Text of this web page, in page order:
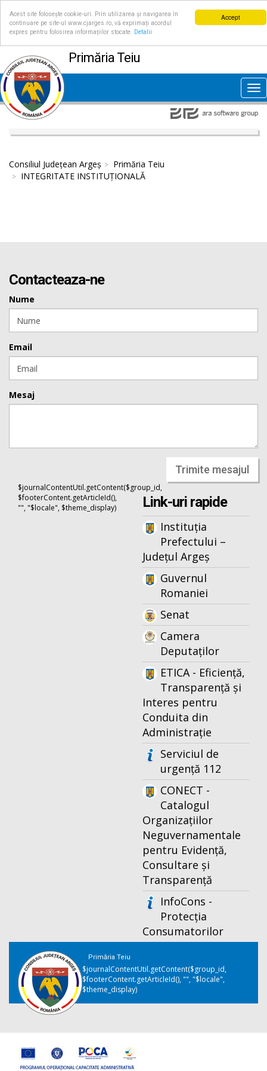
Accept
Acest site folosește cookie-uri. Prin utilizarea și navigarea în
continuare pe site-ul www.cjarges.ro, vă exprimați acordul
expres pentru folosirea informațiilor stocate.
Detalii
Primăria Teiu
Consiliul Județean Argeș
Primăria Teiu
INTEGRITATE INSTITUȚIONALĂ
Contacteaza-ne
Nume
Email
Mesaj
Trimite mesajul
$journalContentUtil.getContent($group_id,
$footerContent.getArticleId(),
"", "$locale", $theme_display)
Link-uri rapide
Instituția
Prefectului –
Județul Argeș
Guvernul
Romaniei
Senat
Camera
Deputaților
ETICA - Eficiență,
Transparență și
Interes pentru
Conduita din
Administrație
Serviciul de
urgență 112
CONECT -
Catalogul
Organizațiilor
Neguvernamentale
pentru Evidență,
Consultare și
Transparență
InfoCons -
Protecția
Consumatorilor
Primăria Teiu
$journalContentUtil.getContent($group_id,
$footerContent.getArticleId(), "", "$locale",
$theme_display)